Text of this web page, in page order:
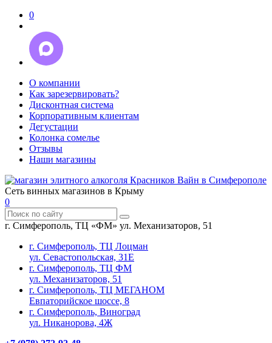
0
О компании
Как зарезервировать?
Дисконтная система
Корпоративным клиентам
Дегустации
Колонка сомелье
Отзывы
Наши магазины
Сеть винных магазинов в Крыму
0
г. Симферополь, ТЦ «ФМ» ул. Механизаторов, 51
г. Симферополь, ТЦ Лоцман
ул. Севастопольская, 31Е
г. Симферополь, ТЦ ФМ
ул. Механизаторов, 51
г. Симферополь, ТЦ МЕГАНОМ
Евпаторийское шоссе, 8
г. Симферополь, Виноград
ул. Никанорова, 4Ж